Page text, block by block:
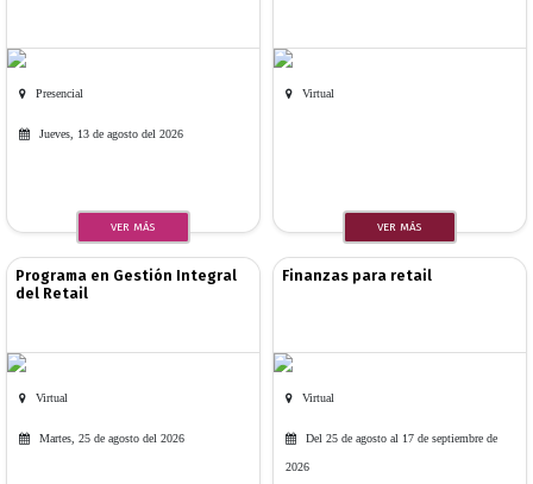
Presencial
Jueves, 13 de agosto del 2026
VER MÁS
Virtual
VER MÁS
Programa en Gestión Integral
del Retail
Virtual
Martes, 25 de agosto del 2026
Finanzas para retail
Virtual
Del 25 de agosto al 17 de septiembre de
2026